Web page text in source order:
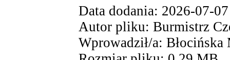
Data dodania: 2026-07-
Autor pliku: Burmistrz
Wprowadził/a: Błocińska